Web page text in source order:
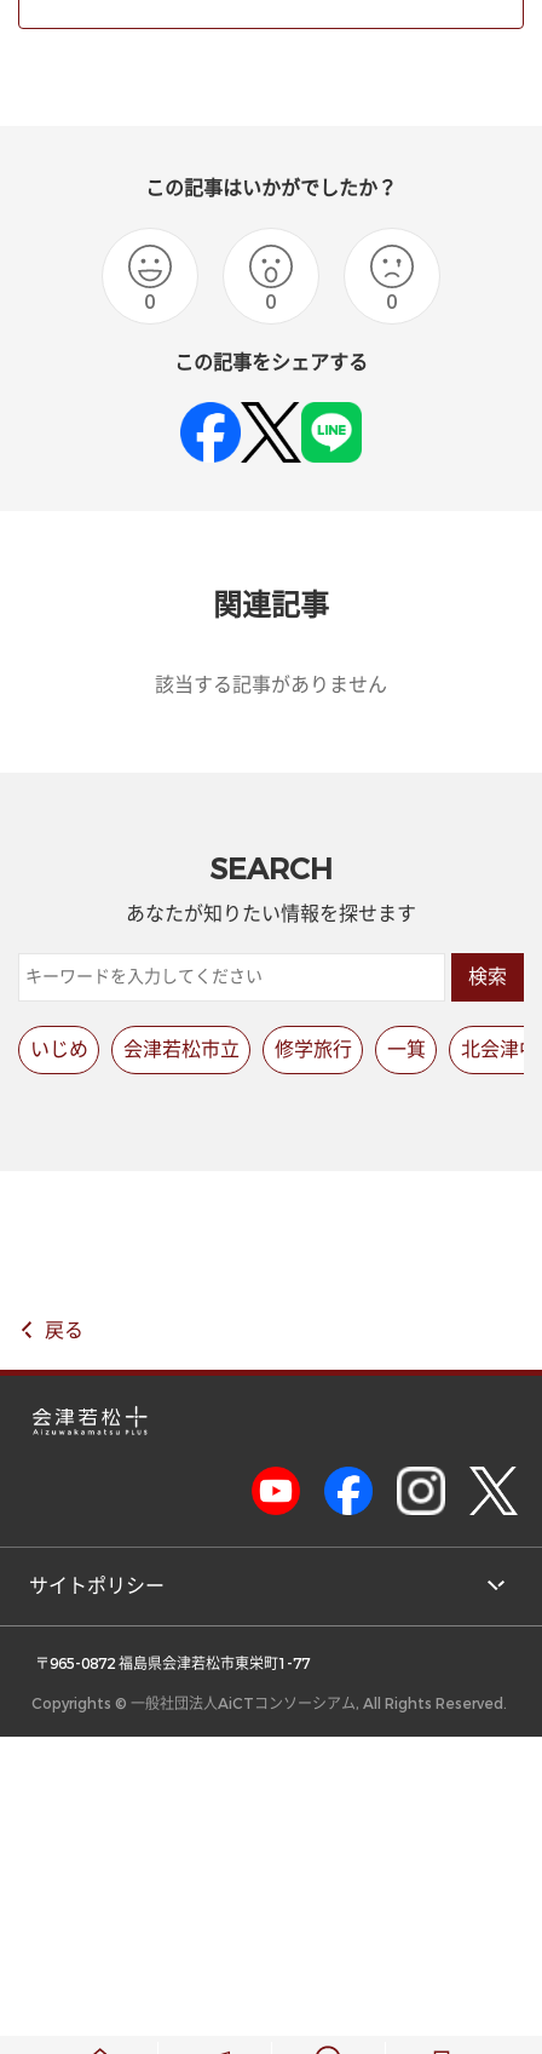
この記事はいかがでしたか？
0 0 0
この記事をシェアする
関連記事
該当する記事がありません
SEARCH
あなたが知りたい情報を探せます
検索
いじめ 会津若松市立 修学旅行 一箕 北会津中
戻る
サイトポリシー
〒965-0872 福島県会津若松市東栄町1-77
Copyrights © 一般社団法人AiCTコンソーシアム, All Rights Reserved.